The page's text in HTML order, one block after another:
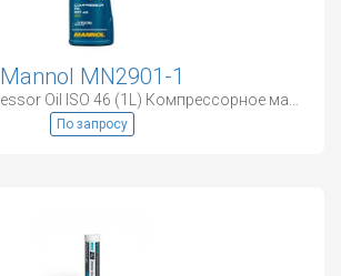
Mannol MN2901-1
По запросу